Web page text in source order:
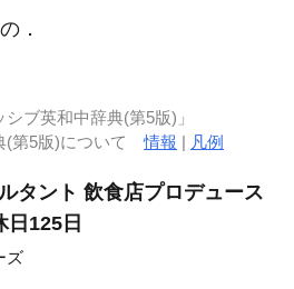
．
ブ英和中辞典(第5版)」
(第5版)について情報 | 凡例
タント 飲食店プロデュース
日125日
ズ